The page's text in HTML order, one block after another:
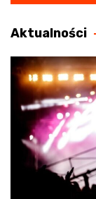
wpisu
Aktualności